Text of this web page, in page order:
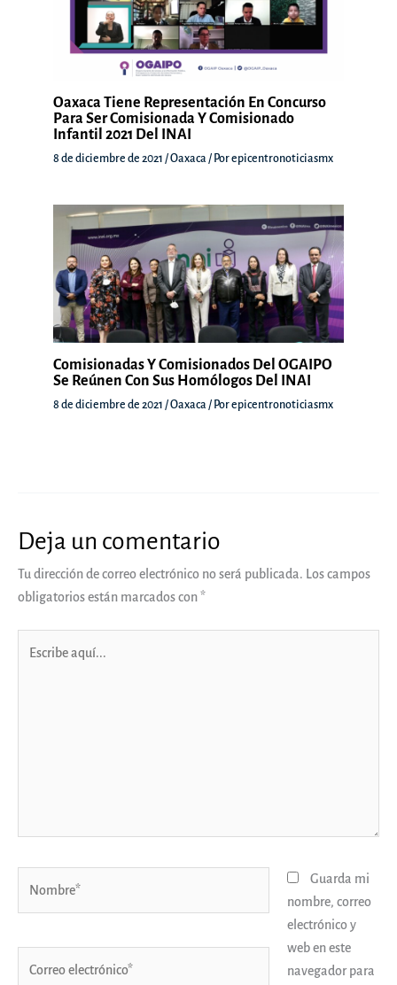
Oaxaca Tiene Representación En Concurso
Para Ser Comisionada Y Comisionado
Infantil 2021 Del INAI
8 de diciembre de 2021 /Oaxaca / Porepicentronoticiasmx
Comisionadas Y Comisionados Del OGAIPO
Se Reúnen Con Sus Homólogos Del INAI
8 de diciembre de 2021 /Oaxaca / Porepicentronoticiasmx
Deja un comentario
Tu dirección de correo electrónico no será publicada. Los campos
obligatorios están marcados con*
Guarda mi
nombre, correo
electrónico y
web en este
navegador para